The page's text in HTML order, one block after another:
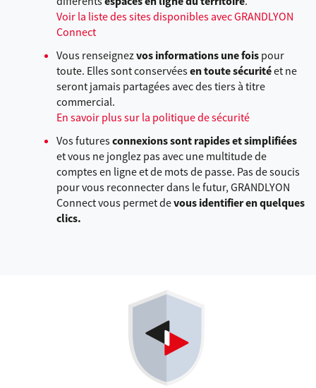
Voir la liste des sites disponibles avec GRANDLYON
Connect
Vous renseignezvos informations une fois pour
toute. Elles sont conservéesen toute sécuritéet ne
seront jamais partagées avec des tiers à titre
commercial.
En savoir plus sur la politique de sécurité
Vos futuresconnexions sont rapides et simplifiées
et vous ne jonglez pas avec une multitude de
comptes en ligne et de mots de passe. Pas de soucis
pour vous reconnecter dans le futur, GRANDLYON
Connect vous permet devous identifier en quelques
clics.